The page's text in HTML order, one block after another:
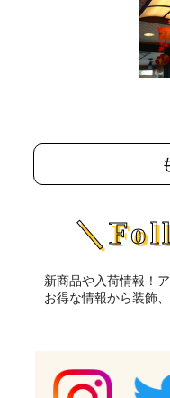
＼
新商品や入荷情報！
お得な情報から装飾